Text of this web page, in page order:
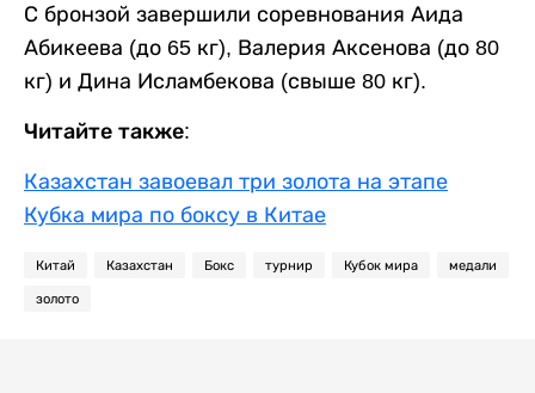
С бронзой завершили соревнования Аида
Абикеева (до 65 кг), Валерия Аксенова (до 80
кг) и Дина Исламбекова (свыше 80 кг).
Читайте также:
Казахстан завоевал три золота на этапе
Кубка мира по боксу в Китае
Китай Казахстан Бокс турнир Кубок мира медали
золото